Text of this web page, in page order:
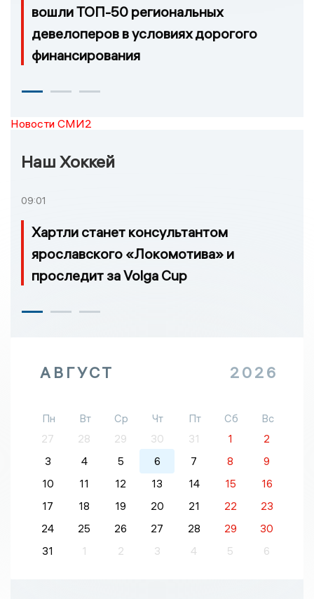
вошли ТОП-50 региональных
девелоперов в условиях дорогого
финансирования
Новости СМИ2
Наш Хоккей
09:01
Хартли станет консультантом
ярославского «Локомотива» и
проследит за Volga Cup
АВГУСТ 2026
Пн Вт Ср Чт Пт Сб
Вс
27
28 29 30 31 1
2
3
4 5 6 7 8
9
10
11 12 13 14 15
16
17
18 19 20 21 22
23
24
25 26 27 28 29
30
31
1 2 3 4 5 6